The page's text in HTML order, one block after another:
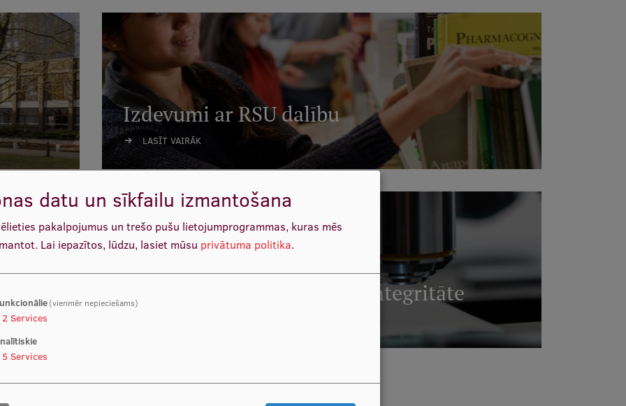
Izdevumi ar RSU dalību
LASĪT VAIRĀK
pētniecībai Pētniecības integritāte
datu un sīkfailu izmantošana
pakalpojumus un trešo pušu lietojumprogrammas, kuras mēs
Lai iepazītos, lūdzu, lasiet mūsu privātuma politika.
(vienmēr nepieciešams)
2 Services
5 Services